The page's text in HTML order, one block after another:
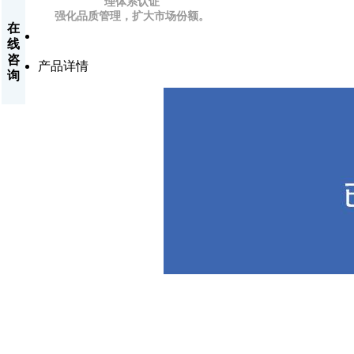
强化品质管理，扩大市场份额。
产品详情
在
线
咨
询